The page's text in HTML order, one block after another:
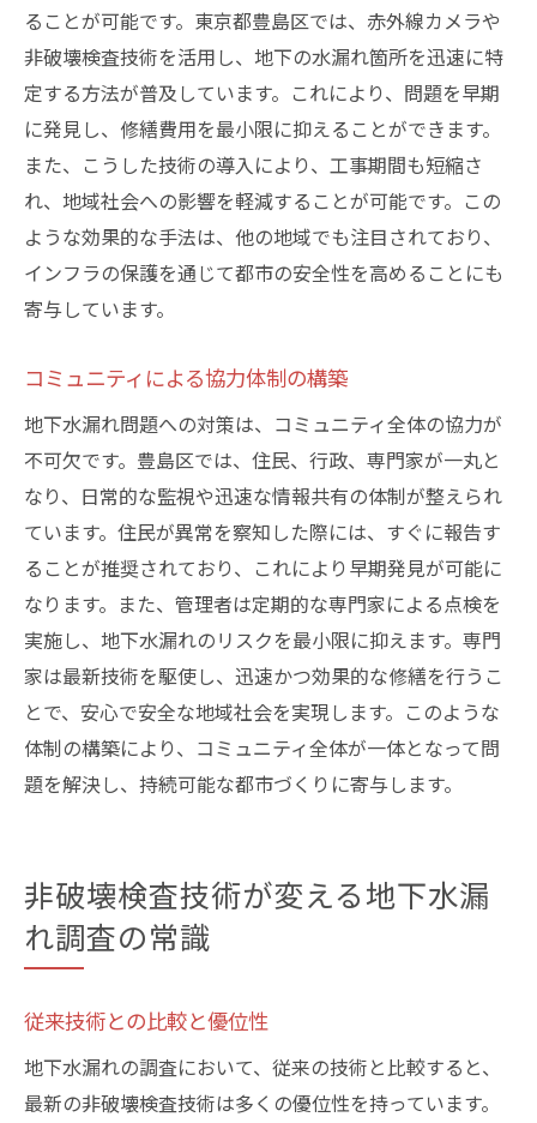
ることが可能です。東京都豊島区では、赤外線カメラや
非破壊検査技術を活用し、地下の水漏れ箇所を迅速に特
定する方法が普及しています。これにより、問題を早期
に発見し、修繕費用を最小限に抑えることができます。
また、こうした技術の導入により、工事期間も短縮さ
れ、地域社会への影響を軽減することが可能です。この
ような効果的な手法は、他の地域でも注目されており、
インフラの保護を通じて都市の安全性を高めることにも
寄与しています。
コミュニティによる協力体制の構築
地下水漏れ問題への対策は、コミュニティ全体の協力が
不可欠です。豊島区では、住民、行政、専門家が一丸と
なり、日常的な監視や迅速な情報共有の体制が整えられ
ています。住民が異常を察知した際には、すぐに報告す
ることが推奨されており、これにより早期発見が可能に
なります。また、管理者は定期的な専門家による点検を
実施し、地下水漏れのリスクを最小限に抑えます。専門
家は最新技術を駆使し、迅速かつ効果的な修繕を行うこ
とで、安心で安全な地域社会を実現します。このような
体制の構築により、コミュニティ全体が一体となって問
題を解決し、持続可能な都市づくりに寄与します。
非破壊検査技術が変える地下水漏
れ調査の常識
従来技術との比較と優位性
地下水漏れの調査において、従来の技術と比較すると、
最新の非破壊検査技術は多くの優位性を持っています。